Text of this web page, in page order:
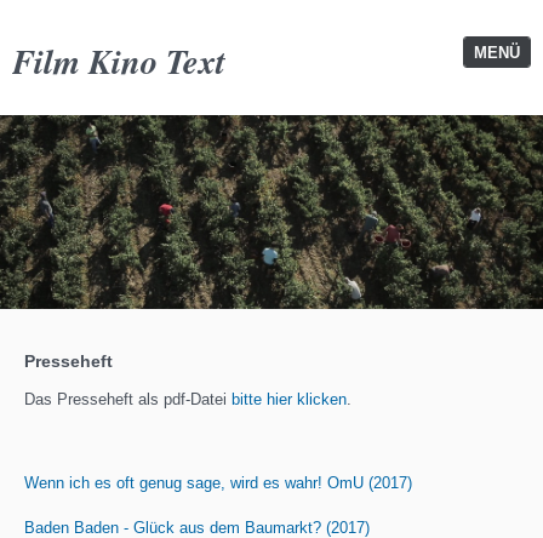
MENÜ
Film Kino Text
Presseheft
Das Presseheft als pdf-Datei bitte hier klicken.
Wenn ich es oft genug sage, wird es wahr! OmU (2017)
Baden Baden - Glück aus dem Baumarkt? (2017)